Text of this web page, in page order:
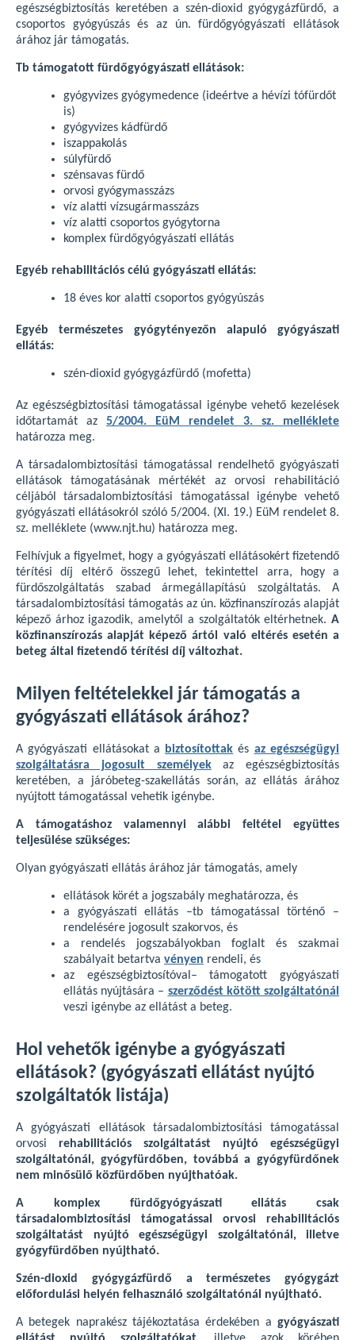
egészségbiztosítás keretében a szén-dioxid gyógygázfürdő, a
csoportos gyógyúszás és az ún. fürdőgyógyászati ellátások
árához jár támogatás.
Tb támogatott fürdőgyógyászati ellátások:
gyógyvizes gyógymedence (ideértve a hévízi tófürdőt
is)
gyógyvizes kádfürdő
iszappakolás
súlyfürdő
szénsavas fürdő
orvosi gyógymasszázs
víz alatti vízsugármasszázs
víz alatti csoportos gyógytorna
komplex fürdőgyógyászati ellátás
Egyéb rehabilitációs célú gyógyászati ellátás:
18 éves kor alatti csoportos gyógyúszás
Egyéb természetes gyógytényezőn alapuló gyógyászati
ellátás:
szén-dioxid gyógygázfürdő (mofetta)
Az egészségbiztosítási támogatással igénybe vehető kezelések
időtartamát az 5/2004. EüM rendelet 3. sz. melléklete
határozza meg.
A társadalombiztosítási támogatással rendelhető gyógyászati
ellátások támogatásának mértékét az orvosi rehabilitáció
céljából társadalombiztosítási támogatással igénybe vehető
gyógyászati ellátásokról szóló 5/2004. (XI. 19.) EüM rendelet 8.
sz. melléklete (www.njt.hu) határozza meg.
Felhívjuk a figyelmet, hogy a gyógyászati ellátásokért fizetendő
térítési díj eltérő összegű lehet, tekintettel arra, hogy a
fürdőszolgáltatás szabad ármegállapítású szolgáltatás. A
társadalombiztosítási támogatás az ún. közfinanszírozás alapját
képező árhoz igazodik, amelytől a szolgáltatók eltérhetnek. A
közfinanszírozás alapját képező ártól való eltérés esetén a
beteg által fizetendő térítési díj változhat.
Milyen feltételekkel jár támogatás a
gyógyászati ellátások árához?
A gyógyászati ellátásokat a biztosítottak és az egészségügyi
szolgáltatásra jogosult személyekaz egészségbiztosítás
keretében, a járóbeteg-szakellátás során, az ellátás árához
nyújtott támogatással vehetik igénybe.
A támogatáshoz valamennyi alábbi feltétel együttes
teljesülése szükséges:
Olyan gyógyászati ellátás árához jár támogatás, amely
ellátások körét a jogszabály meghatározza, és
a gyógyászati ellátás –tb támogatással történő –
rendelésére jogosult szakorvos, és
a rendelés jogszabályokban foglalt és szakmai
szabályait betartva vényen rendeli, és
az egészségbiztosítóval– támogatott gyógyászati
ellátás nyújtására – szerződést kötött szolgáltatónál
veszi igénybe az ellátást a beteg.
Hol vehetők igénybe a gyógyászati
ellátások? (gyógyászati ellátást nyújtó
szolgáltatók listája)
A gyógyászati ellátások társadalombiztosítási támogatással
orvosi rehabilitációs szolgáltatást nyújtó egészségügyi
szolgáltatónál, gyógyfürdőben, továbbá a gyógyfürdőnek
nem minősülő közfürdőben nyújthatóak.
A komplex fürdőgyógyászati ellátás csak
társadalombiztosítási támogatással orvosi rehabilitációs
szolgáltatást nyújtó egészségügyi szolgáltatónál, illetve
gyógyfürdőben nyújtható.
Szén-dioxid gyógygázfürdő a természetes gyógygázt
előfordulási helyén felhasználó szolgáltatónál nyújtható.
A betegek naprakész tájékoztatása érdekében a gyógyászati